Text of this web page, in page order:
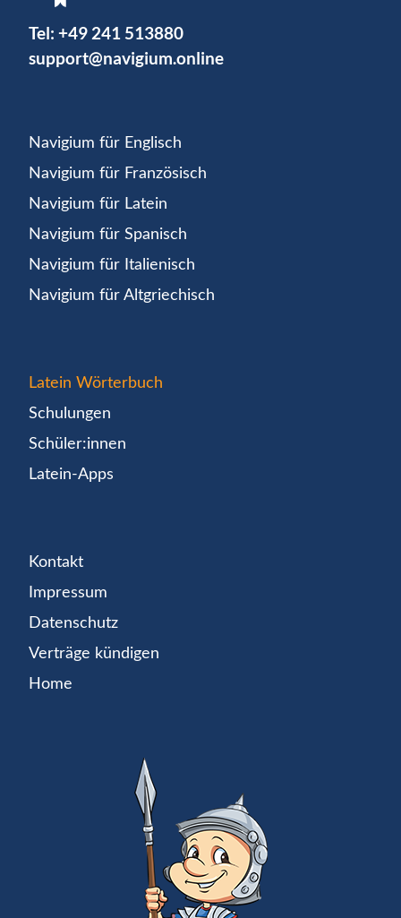
Tel: +49 241 513880
support@navigium.online
Navigium für Englisch
Navigium für Französisch
Navigium für Latein
Navigium für Spanisch
Navigium für Italienisch
Navigium für Altgriechisch
Latein Wörterbuch
Schulungen
Schüler:innen
Latein-Apps
Kontakt
Impressum
Datenschutz
Verträge kündigen
Home